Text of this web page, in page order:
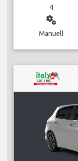
4
miscellaneous_services
Manuell